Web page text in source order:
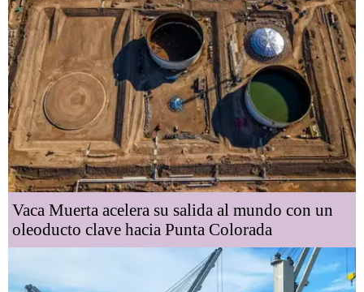
Vaca Muerta acelera su salida al mundo con un
oleoducto clave hacia Punta Colorada